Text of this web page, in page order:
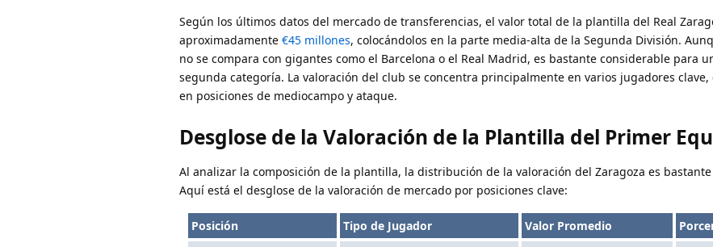
Según los últimos datos del mercado de transferencias, el valor total de la plantilla del Real
aproximadamente €45 millones, colocándolos en la parte media-alta de la Segunda División.
no se compara con gigantes como el Barcelona o el Real Madrid, es bastante considerable para
segunda categoría. La valoración del club se concentra principalmente en varios jugadores
en posiciones de mediocampo y ataque.
Desglose de la Valoración de la Plantilla del Primer
Al analizar la composición de la plantilla, la distribución de la valoración del Zaragoza es
Aquí está el desglose de la valoración de mercado por posiciones clave:
Posición Tipo de Jugador Valor Promedio